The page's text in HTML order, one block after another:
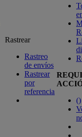
Rastrear
Rastreo
de envíos
Rastrear
por
referencia
()